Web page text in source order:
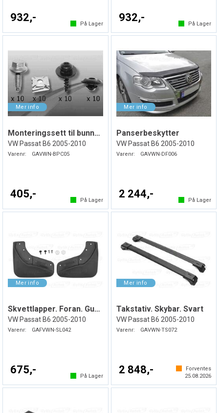
932,-
På Lager
932,-
På Lager
Monteringssett til bunnplate i plast
VW Passat B6 2005-2010
Varenr: GAVWN-BPC05
405,-
På Lager
Panserbeskytter
VW Passat B6 2005-2010
Varenr: GAVWN-DF006
2 244,-
På Lager
Skvettlapper. Foran. Gummi
VW Passat B6 2005-2010
Varenr: GAFVWN-SL042
675,-
På Lager
Takstativ. Skybar. Svart
VW Passat B6 2005-2010
Varenr: GAVWN-TS072
2 848,-
Forventes
25.08.2026